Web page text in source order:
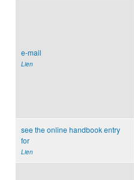
e-mail
Lien
see the online handbook entry
for
Lien